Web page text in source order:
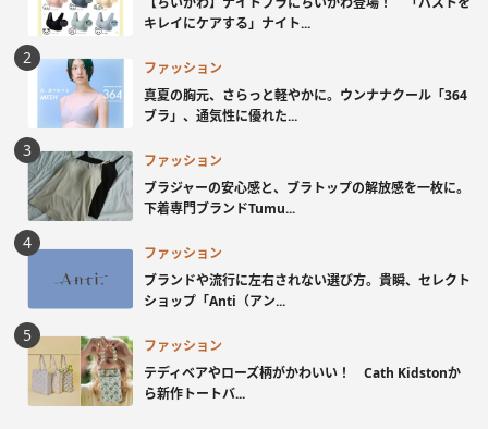
キレイにケアする」ナイト...
ファッション
真夏の胸元、さらっと軽やかに。ウンナナクール「364
ブラ」、通気性に優れた...
ファッション
ブラジャーの安心感と、ブラトップの解放感を一枚に。
下着専門ブランドTumu...
ファッション
ブランドや流行に左右されない選び方。貴瞬、セレクト
ショップ「Anti（アン...
ファッション
テディベアやローズ柄がかわいい！ Cath Kidstonか
ら新作トートバ...